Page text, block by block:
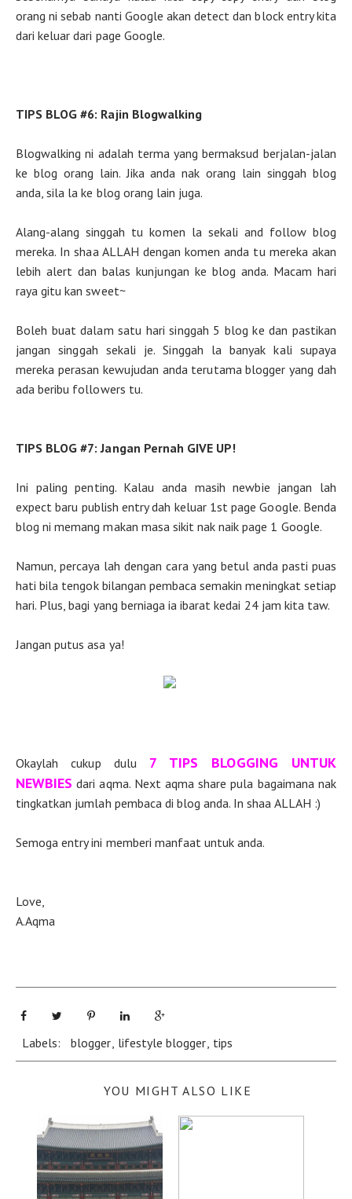
orang ni sebab nanti Google akan detect dan block entry kita
dari keluar dari page Google.
TIPS BLOG #6: Rajin Blogwalking
Blogwalking ni adalah terma yang bermaksud berjalan-jalan
ke blog orang lain. Jika anda nak orang lain singgah blog
anda, sila la ke blog orang lain juga.
Alang-alang singgah tu komen la sekali and follow blog
mereka. In shaa ALLAH dengan komen anda tu mereka akan
lebih alert dan balas kunjungan ke blog anda. Macam hari
raya gitu kan sweet~
Boleh buat dalam satu hari singgah 5 blog ke dan pastikan
jangan singgah sekali je. Singgah la banyak kali supaya
mereka perasan kewujudan anda terutama blogger yang dah
ada beribu followers tu.
TIPS BLOG #7: Jangan Pernah GIVE UP!
Ini paling penting. Kalau anda masih newbie jangan lah
expect baru publish entry dah keluar 1st page Google. Benda
blog ni memang makan masa sikit nak naik page 1 Google.
Namun, percaya lah dengan cara yang betul anda pasti puas
hati bila tengok bilangan pembaca semakin meningkat setiap
hari. Plus, bagi yang berniaga ia ibarat kedai 24 jam kita taw.
Jangan putus asa ya!
Okaylah cukup dulu 7 TIPS BLOGGING UNTUK
NEWBIES dari aqma. Next aqma share pula bagaimana nak
tingkatkan jumlah pembaca di blog anda. In shaa ALLAH :)
Semoga entry ini memberi manfaat untuk anda.
Love,
A.Aqma
Labels: blogger lifestyle blogger tips
YOU MIGHT ALSO LIKE